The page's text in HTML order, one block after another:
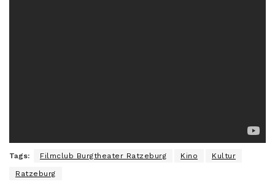
Tags: Filmclub Burgtheater Ratzeburg Kino Kultur
Ratzeburg